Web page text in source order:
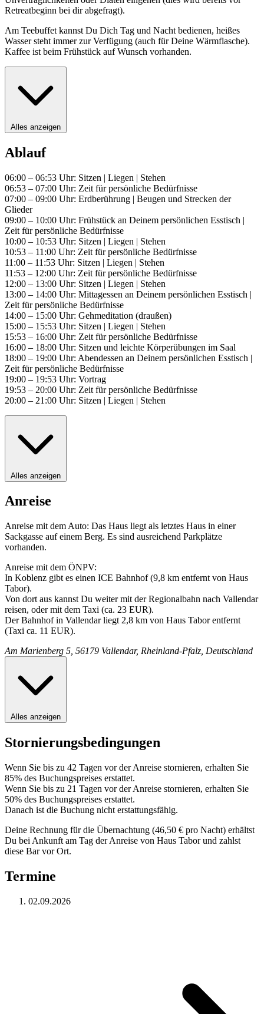
Retreatbeginn bei dir abgefragt).
Am Teebuffet kannst Du Dich Tag und Nacht bedienen, heißes
Wasser steht immer zur Verfügung (auch für Deine Wärmflasche).
Kaffee ist beim Frühstück auf Wunsch vorhanden.
Alles anzeigen
Ablauf
06:00 – 06:53 Uhr: Sitzen | Liegen | Stehen
06:53 – 07:00 Uhr: Zeit für persönliche Bedürfnisse
07:00 – 09:00 Uhr: Erdberührung | Beugen und Strecken der
Glieder
09:00 – 10:00 Uhr: Frühstück an Deinem persönlichen Esstisch |
Zeit für persönliche Bedürfnisse
10:00 – 10:53 Uhr: Sitzen | Liegen | Stehen
10:53 – 11:00 Uhr: Zeit für persönliche Bedürfnisse
11:00 – 11:53 Uhr: Sitzen | Liegen | Stehen
11:53 – 12:00 Uhr: Zeit für persönliche Bedürfnisse
12:00 – 13:00 Uhr: Sitzen | Liegen | Stehen
13:00 – 14:00 Uhr: Mittagessen an Deinem persönlichen Esstisch |
Zeit für persönliche Bedürfnisse
14:00 – 15:00 Uhr: Gehmeditation (draußen)
15:00 – 15:53 Uhr: Sitzen | Liegen | Stehen
15:53 – 16:00 Uhr: Zeit für persönliche Bedürfnisse
16:00 – 18:00 Uhr: Sitzen und leichte Körperübungen im Saal
18:00 – 19:00 Uhr: Abendessen an Deinem persönlichen Esstisch |
Zeit für persönliche Bedürfnisse
19:00 – 19:53 Uhr: Vortrag
19:53 – 20:00 Uhr: Zeit für persönliche Bedürfnisse
20:00 – 21:00 Uhr: Sitzen | Liegen | Stehen
Alles anzeigen
Anreise
Anreise mit dem Auto: Das Haus liegt als letztes Haus in einer
Sackgasse auf einem Berg. Es sind ausreichend Parkplätze
vorhanden.
Anreise mit dem ÖNPV:
In Koblenz gibt es einen ICE Bahnhof (9,8 km entfernt von Haus
Tabor).
Von dort aus kannst Du weiter mit der Regionalbahn nach Vallendar
reisen, oder mit dem Taxi (ca. 23 EUR).
Der Bahnhof in Vallendar liegt 2,8 km von Haus Tabor entfernt
(Taxi ca. 11 EUR).
Am Marienberg 5, 56179 Vallendar, Rheinland-Pfalz, Deutschland
Alles anzeigen
Stornierungsbedingungen
Wenn Sie bis zu 42 Tagen vor der Anreise stornieren, erhalten Sie
85% des Buchungspreises erstattet.
Wenn Sie bis zu 21 Tagen vor der Anreise stornieren, erhalten Sie
50% des Buchungspreises erstattet.
Danach ist die Buchung nicht erstattungsfähig.
Deine Rechnung für die Übernachtung (46,50 € pro Nacht) erhältst
Du bei Ankunft am Tag der Anreise von Haus Tabor und zahlst
diese Bar vor Ort.
Termine
02.09.2026